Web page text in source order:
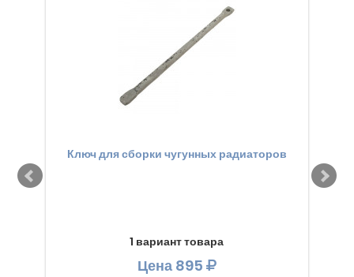
Ключ для сборки чугунных радиаторов
1 вариант товара
Цена895